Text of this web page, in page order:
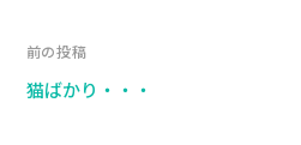
前の投稿
猫ばかり・・・